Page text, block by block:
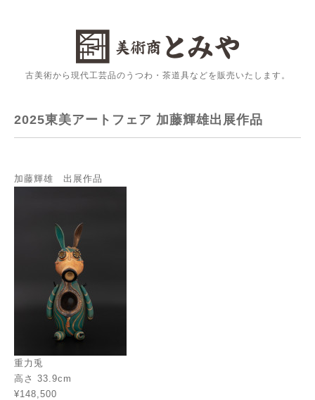
古美術から現代工芸品のうつわ・茶道具などを販売いたします。
2025東美アートフェア 加藤輝雄出展作品
加藤輝雄 出展作品
重力兎
高さ 33.9cm
¥148,500